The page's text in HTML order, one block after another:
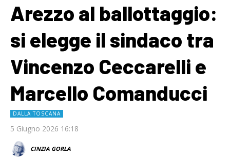
Arezzo al ballottaggio:
si elegge il sindaco tra
Vincenzo Ceccarelli e
Marcello Comanducci
DALLA TOSCANA
5 Giugno 2026 16:18
CINZIA GORLA